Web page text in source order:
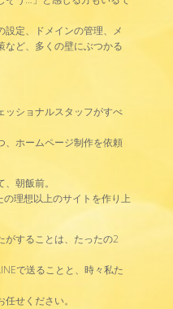
定、ドメインの管理、メ
など、多くの壁にぶつかる
ッショナルスタッフがすべ
、ホームページ制作を依頼
朝飯前。
理想以上のサイトを作り上
がすることは、たったの2
で送ることと、時々私た
せください。